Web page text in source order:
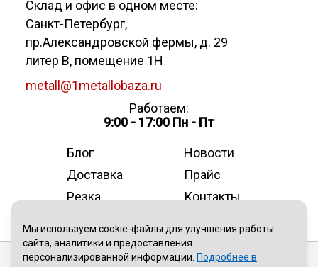
Склад и офис в одном месте:
Санкт-Петербург,
пр.Александровской фермы, д. 29
литер В, помещение 1Н
metall@1metallobaza.ru
Работаем:
9:00 - 17:00 Пн - Пт
Блог
Новости
Доставка
Прайс
Резка
Контакты
Мы используем cookie-файлы для улучшения работы
сайта, аналитики и предоставления
персонализированной информации. Подробнее в